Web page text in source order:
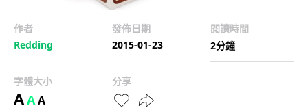
作者
Redding
發佈日期
2015-01-23
閱讀時間
2分鐘
字體大小
AAA
分享